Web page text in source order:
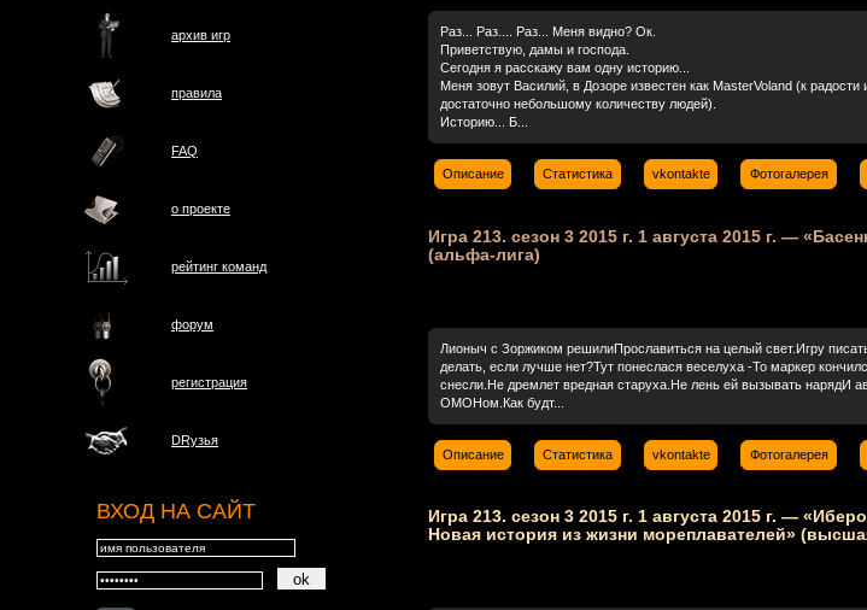
архив игр
правила
FAQ
о проектe
рейтинг команд
форум
регистрация
DRузья
ВХОД НА САЙТ
Раз... Раз.... Раз... Меня видно? Ок.
Приветствую, дамы и господа.
Сегодня я расскажу вам одну историю...
Меня зовут Василий, в Дозоре известен как MasterVoland (к радости
достаточно небольшому количеству людей).
Историю... Б...
Описание Статистика vkontakte Фотогалерея
Игра 213. сезон 3 2015 г. 1 августа 2015 г. —
(альфа-лига)
Лионыч с Зоржиком решилиПрославиться на целый свет.Игру
делать, если лучше нет?Тут понеслася веселуха -То маркер
снесли.Не дремлет вредная старуха.Не лень ей вызывать нарядИ
ОМОНом.Как будт...
Описание Статистика vkontakte Фотогалерея
Игра 213. сезон 3 2015 г. 1 августа 2015 г. —
Новая история из жизни мореплавателей»